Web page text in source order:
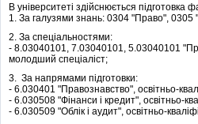
В університеті здійснюється підготовка
1. За галузями знань: 0304 "Право", 0305
2. За спеціальностями:
- 8.03040101, 7.03040101, 5.03040101
молодший спеціаліст;
3. За напрямами підготовки:
- 6.030401 "Правознавство", освітньо-
- 6.030508 "Фінанси і кредит", освітньо-
- 6.030509 "Облік і аудит", освітньо-